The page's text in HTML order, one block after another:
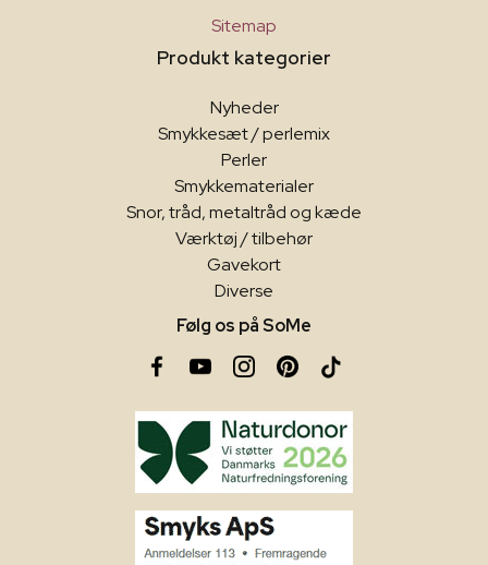
Sitemap
Produkt kategorier
Nyheder
Smykkesæt / perlemix
Perler
Smykkematerialer
Snor, tråd, metaltråd og kæde
Værktøj / tilbehør
Gavekort
Diverse
Følg os på SoMe